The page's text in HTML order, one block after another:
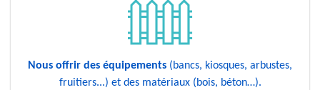
Nous offrir des équipements (bancs, kiosques, arbustes,
fruitiers...) et des matériaux (bois, béton…).